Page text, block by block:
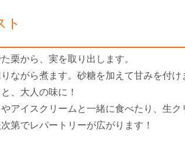
ト
栗から、実を取り出します。
ながら煮ます。砂糖を加えて甘みを付け
、大人の味に！
アイスクリームと一緒に食べたり、生
第でレパートリーが広がります！